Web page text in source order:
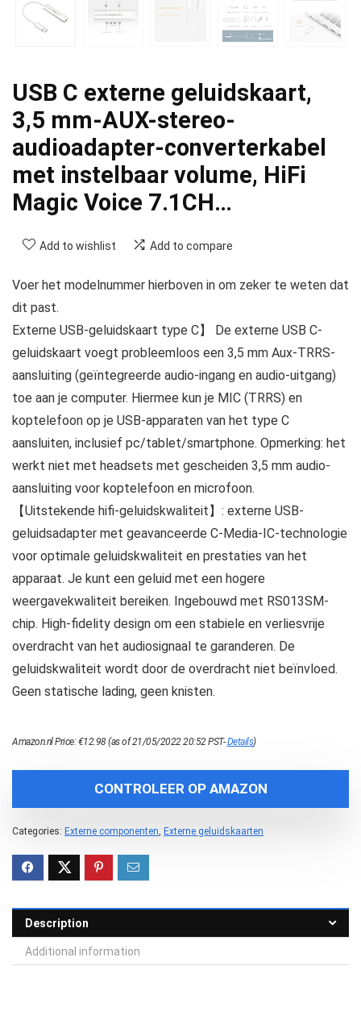
USB C externe geluidskaart,
3,5 mm-AUX-stereo-
audioadapter-converterkabel
met instelbaar volume, HiFi
Magic Voice 7.1CH…
Add to wishlist Add to compare
Voer het modelnummer hierboven in om zeker te weten dat
dit past.
Externe USB-geluidskaart type C】 De externe USB C-
geluidskaart voegt probleemloos een 3,5 mm Aux-TRRS-
aansluiting (geïntegreerde audio-ingang en audio-uitgang)
toe aan je computer. Hiermee kun je MIC (TRRS) en
koptelefoon op je USB-apparaten van het type C
aansluiten, inclusief pc/tablet/smartphone. Opmerking: het
werkt niet met headsets met gescheiden 3,5 mm audio-
aansluiting voor koptelefoon en microfoon.
【Uitstekende hifi-geluidskwaliteit】: externe USB-
geluidsadapter met geavanceerde C-Media-IC-technologie
voor optimale geluidskwaliteit en prestaties van het
apparaat. Je kunt een geluid met een hogere
weergavekwaliteit bereiken. Ingebouwd met RS013SM-
chip. High-fidelity design om een stabiele en verliesvrije
overdracht van het audiosignaal te garanderen. De
geluidskwaliteit wordt door de overdracht niet beïnvloed.
Geen statische lading, geen knisten.
Amazon.nl Price:€12.98(as of 21/05/2022 20:52 PST-Details)
CONTROLEER OP AMAZON
Categories: Externe componenten Externe geluidskaarten
Description
Additional information